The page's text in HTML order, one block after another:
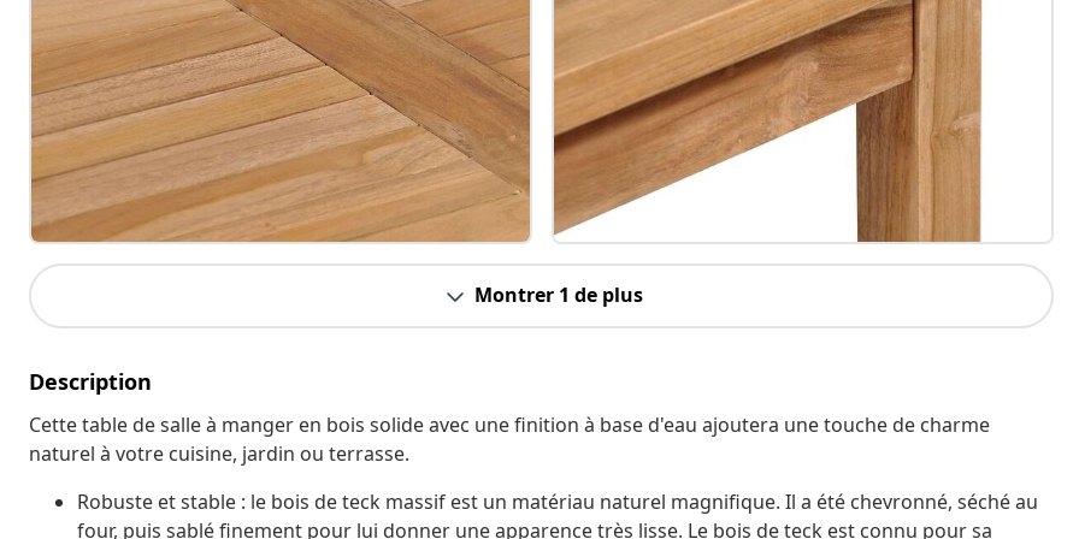
Montrer 1 de plus
Description
Cette table de salle à manger en bois solide avec une finition à base d'eau ajoutera une touche de charme
naturel à votre cuisine, jardin ou terrasse.
Robuste et stable : le bois de teck massif est un matériau naturel magnifique. Il a été chevronné, séché au
four, puis sablé finement pour lui donner une apparence très lisse. Le bois de teck est connu pour sa